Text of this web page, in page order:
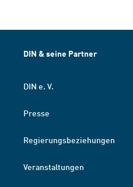
DIN & seine Partner
DIN e. V.
Presse
Regierungsbeziehungen
Veranstaltungen